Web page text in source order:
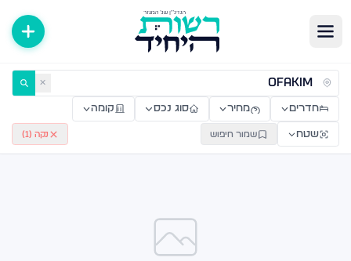
דירות למכירה ולהשכרה — רשות היחיד ✕
חדרים מחיר סוג נכס קומה
שטח שמור חיפוש נקה ( 1
)